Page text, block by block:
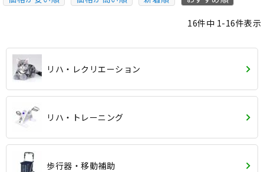
16件中 1-16件表示
リハ・レクリエーション
リハ・トレーニング
歩行器・移動補助